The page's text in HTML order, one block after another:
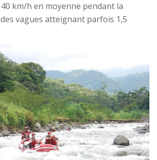
km/h en moyenne pendant la
vagues atteignant parfois 1,5